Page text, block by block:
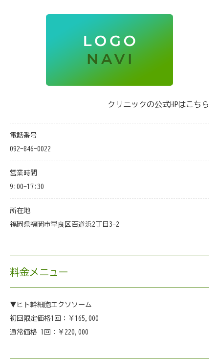
クリニックの公式HPはこちら
電話番号
092-846-0022
営業時間
9:00-17:30
所在地
福岡県福岡市早良区百道浜2丁目3-2
料金メニュー
▼ヒト幹細胞エクソソーム
初回限定価格1回：￥165,000
通常価格 1回：￥220,000